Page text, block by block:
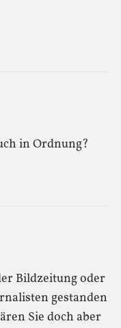
in Ordnung?
Bildzeitung oder
gestanden
Sie doch aber